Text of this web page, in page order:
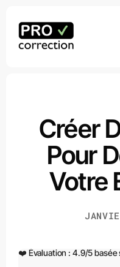
contenu
Créer
Pour
Votre
❤️ Évaluation : 4.9/5basée